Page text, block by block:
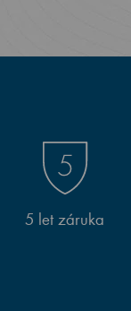
5 let záruka